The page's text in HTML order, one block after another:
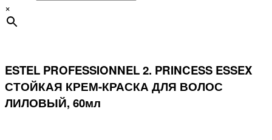
×
ESTEL PROFESSIONNEL 2. PRINCESS ESSEX
СТОЙКАЯ КРЕМ-КРАСКА ДЛЯ ВОЛОС
ЛИЛОВЫЙ, 60мл